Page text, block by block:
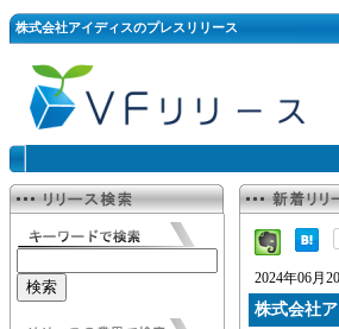
株式会社アイディスのプレスリリース
2024年06月
株式会社